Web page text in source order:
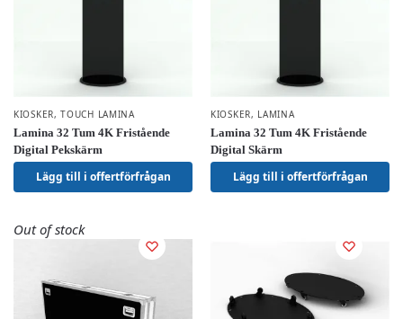
KIOSKER,TOUCH LAMINA
Lamina 32 Tum 4K Fristående
Digital Pekskärm
Lägg till i offertförfrågan
KIOSKER, LAMINA
Lamina 32 Tum 4K Fristående
Digital Skärm
Lägg till i offertförfrågan
Out of stock